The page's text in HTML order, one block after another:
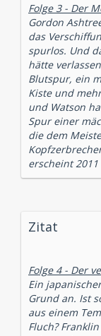
Folge 3 - Der
Gordon
das
spurlos. Und
hätte
Blutspur, ein
Kiste und
und Watson
Spur einer
die dem
erscheint 2011
Zitat
Folge 4 - Der
Ein
Grund an. Ist
aus einem
Fluch?